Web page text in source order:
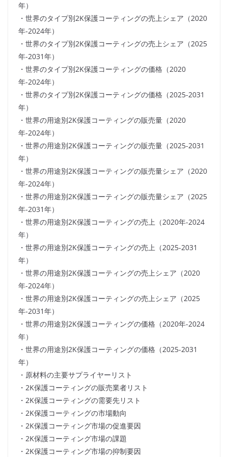
年）
・世界のタイプ別2K保護コーティングの売上シェア（2020
年-2024年）
・世界のタイプ別2K保護コーティングの売上シェア（2025
年-2031年）
・世界のタイプ別2K保護コーティングの価格（2020
年-2024年）
・世界のタイプ別2K保護コーティングの価格（2025-2031
年）
・世界の用途別2K保護コーティングの販売量（2020
年-2024年）
・世界の用途別2K保護コーティングの販売量（2025-2031
年）
・世界の用途別2K保護コーティングの販売量シェア（2020
年-2024年）
・世界の用途別2K保護コーティングの販売量シェア（2025
年-2031年）
・世界の用途別2K保護コーティングの売上（2020年-2024
年）
・世界の用途別2K保護コーティングの売上（2025-2031
年）
・世界の用途別2K保護コーティングの売上シェア（2020
年-2024年）
・世界の用途別2K保護コーティングの売上シェア（2025
年-2031年）
・世界の用途別2K保護コーティングの価格（2020年-2024
年）
・世界の用途別2K保護コーティングの価格（2025-2031
年）
・原材料の主要サプライヤーリスト
・2K保護コーティングの販売業者リスト
・2K保護コーティングの需要先リスト
・2K保護コーティングの市場動向
・2K保護コーティング市場の促進要因
・2K保護コーティング市場の課題
・2K保護コーティング市場の抑制要因